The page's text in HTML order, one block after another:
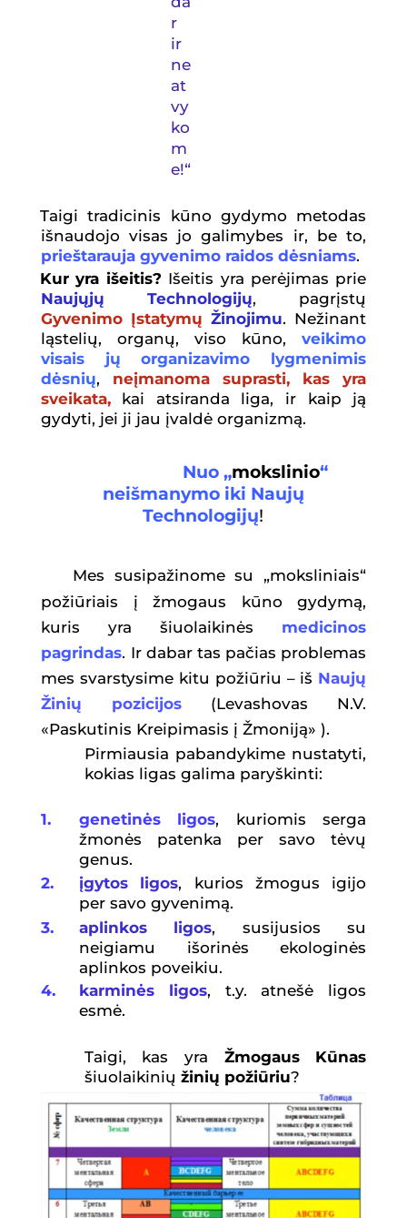
r
ir
ne
at
vy
ko
m
e!“
Taigi tradicinis kūno gydymo metodas
išnaudojo visas jo galimybes ir, be to,
prieštarauja gyvenimo raidos dėsniams.
Kur yra išeitis? Išeitis yra perėjimas prie
Naujųjų Technologijų, pagrįstų
Gyvenimo ĮstatymųŽinojimu. Nežinant
ląstelių, organų, viso kūno,veikimo
visais jų organizavimo lygmenimis
dėsnių, neįmanoma suprasti, kas yra
sveikata,kai atsiranda liga, ir kaip ją
gydyti, jei ji jau įvaldė organizmą.
Nuo „mokslinio“
neišmanymo iki Naujų
Technologijų!
Mes susipažinome su „moksliniais“
požiūriais į žmogaus kūno gydymą,
kuris yra šiuolaikinės medicinos
pagrindas. Ir dabar tas pačias problemas
mes svarstysime kitu požiūriu – iš Naujų
Žinių pozicijos (Levashovas N.V.
«Paskutinis Kreipimasis į Žmoniją» ).
Pirmiausia pabandykime nustatyti,
kokias ligas galima paryškinti:
1. genetinės ligos, kuriomis serga
žmonės patenka per savo tėvų
genus.
2.
įgytos ligos, kurios žmogus igijo
per savo gyvenimą.
3.
aplinkos ligos, susijusios su
neigiamu išorinės ekologinės
aplinkos poveikiu.
4.
karminės ligos, t.y. atnešė ligos
esmė.
Taigi, kas yra Žmogaus Kūnas
šiuolaikiniųžinių požiūriu?